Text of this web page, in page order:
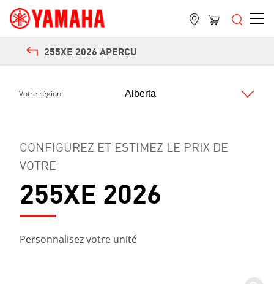
255XE 2026 APERÇU
Votre région:
CONFIGUREZ ET ESTIMEZ LE PRIX DE
VOTRE
255XE 2026
Personnalisez votre unité